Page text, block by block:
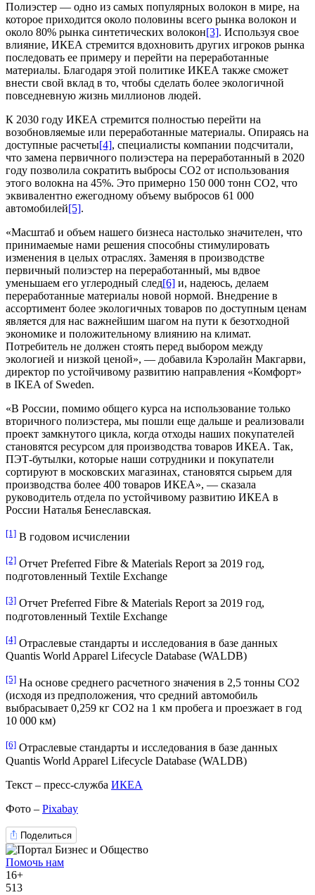
Полиэстер — одно из самых популярных волокон в мире, на
которое приходится около половины всего рынка волокон и
около 80% рынка синтетических волокон[3]. Используя свое
влияние, ИКЕА стремится вдохновить других игроков рынка
последовать ее примеру и перейти на переработанные
материалы. Благодаря этой политике ИКЕА также сможет
внести свой вклад в то, чтобы сделать более экологичной
повседневную жизнь миллионов людей.
К 2030 году ИКЕА стремится полностью перейти на
возобновляемые или переработанные материалы. Опираясь на
доступные расчеты[4], специалисты компании подсчитали,
что замена первичного полиэстера на переработанный в 2020
году позволила сократить выбросы CO2 от использования
этого волокна на 45%. Это примерно 150 000 тонн CO2, что
эквивалентно ежегодному объему выбросов 61 000
автомобилей[5].
«Масштаб и объем нашего бизнеса настолько значителен, что
принимаемые нами решения способны стимулировать
изменения в целых отраслях. Заменяя в производстве
первичный полиэстер на переработанный, мы вдвое
уменьшаем его углеродный след[6] и, надеюсь, делаем
переработанные материалы новой нормой. Внедрение в
ассортимент более экологичных товаров по доступным ценам
является для нас важнейшим шагом на пути к безотходной
экономике и положительному влиянию на климат.
Потребитель не должен стоять перед выбором между
экологией и низкой ценой», — добавила Кэролайн Макгарви,
директор по устойчивому развитию направления «Комфорт»
в IKEA of Sweden.
«В России, помимо общего курса на использование только
вторичного полиэстера, мы пошли еще дальше и реализовали
проект замкнутого цикла, когда отходы наших покупателей
становятся ресурсом для производства товаров ИКЕА. Так,
ПЭТ-бутылки, которые наши сотрудники и покупатели
сортируют в московских магазинах, становятся сырьем для
производства более 400 товаров ИКЕА», — сказала
руководитель отдела по устойчивому развитию ИКЕА в
России Наталья Бенеславская.
[1] В годовом исчислении
[2] Отчет Preferred Fibre & Materials Report за 2019 год,
подготовленный Textile Exchange
[3] Отчет Preferred Fibre & Materials Report за 2019 год,
подготовленный Textile Exchange
[4] Отраслевые стандарты и исследования в базе данных
Quantis World Apparel Lifecycle Database (WALDB)
[5] На основе среднего расчетного значения в 2,5 тонны CO2
(исходя из предположения, что средний автомобиль
выбрасывает 0,259 кг CO2 на 1 км пробега и проезжает в год
10 000 км)
[6] Отраслевые стандарты и исследования в базе данных
Quantis World Apparel Lifecycle Database (WALDB)
Текст – пресс-служба ИКЕА
Фото – Pixabay
Поделиться
Помочь нам
16+
513